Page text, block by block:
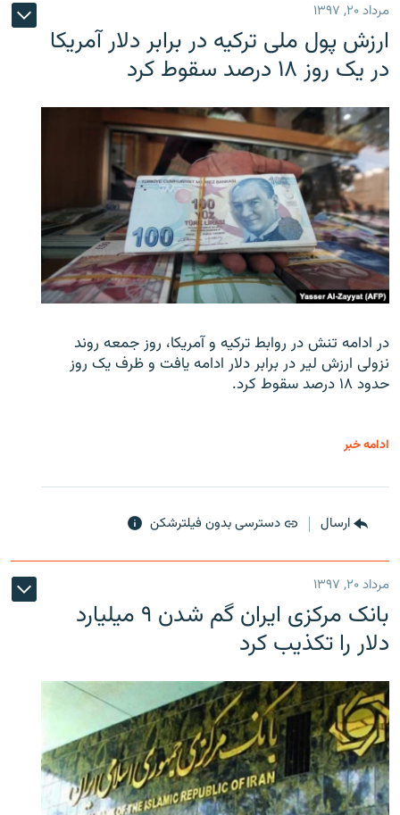
مرداد ۲۰, ۱۳۹۷
ارزش پول ملی ترکیه در برابر دلار آمریکا
در یک روز ۱۸ درصد سقوط کرد
در ادامه تنش در روابط ترکیه و آمریکا، روز جمعه روند
نزولی ارزش لیر در برابر دلار ادامه یافت و ظرف یک روز
حدود ۱۸ درصد سقوط کرد.
ادامه خبر
ارسال دسترسی بدون فیلترشکن
مرداد ۲۰, ۱۳۹۷
بانک مرکزی ایران گم شدن ۹ میلیارد
دلار را تکذیب کرد